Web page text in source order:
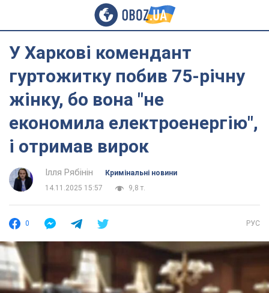
У Харкові комендант
гуртожитку побив 75-річну
жінку, бо вона "не
економила електроенергію",
і отримав вирок
Ілля Рябінін
Кримінальні новини
14.11.2025 15:57
9,8 т.
0 РУС